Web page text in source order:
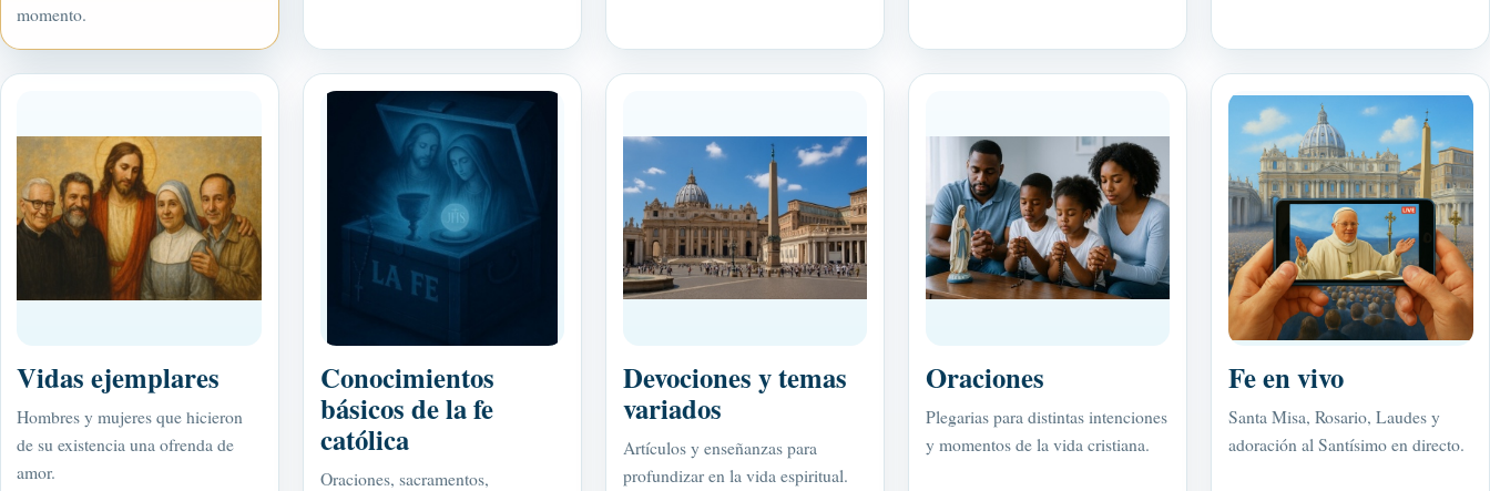
momento.
Vidas ejemplares
Hombres y mujeres que hicieron
de su existencia una ofrenda de
amor.
Conocimientos
básicos de la fe
católica
Oraciones, sacramentos,
Devociones y temas
variados
Artículos y enseñanzas para
profundizar en la vida espiritual.
Oraciones
Plegarias para distintas intenciones
y momentos de la vida cristiana.
Fe en vivo
Santa Misa, Rosario, Laudes y
adoración al Santísimo en directo.